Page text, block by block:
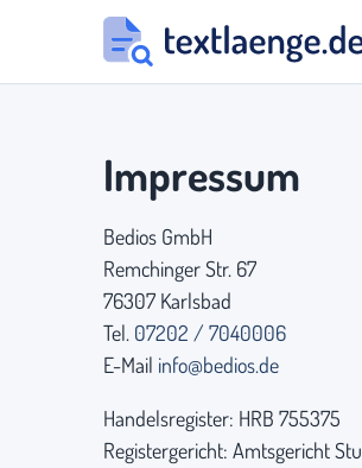
Impressum
Bedios GmbH
Remchinger Str. 67
76307 Karlsbad
Tel. 07202 / 7040006
E-Mail info@bedios.de
Handelsregister: HRB 755375
Registergericht: Amtsgericht